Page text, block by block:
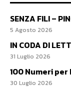
SENZA FILI –
5 Agosto 2026
IN CODA DI
31 Luglio 2026
100 Numeri
30 Luglio 2026